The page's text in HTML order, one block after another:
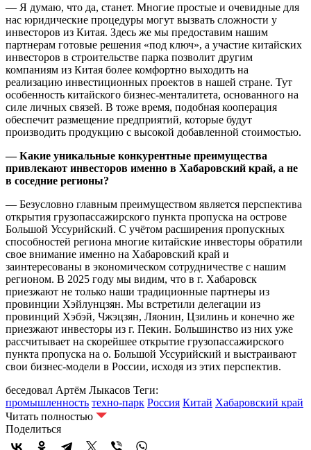
— Я думаю, что да, станет. Многие простые и очевидные для
нас юридические процедуры могут вызвать сложности у
инвесторов из Китая. Здесь же мы предоставим нашим
партнерам готовые решения «под ключ», а участие китайских
инвесторов в строительстве парка позволит другим
компаниям из Китая более комфортно выходить на
реализацию инвестиционных проектов в нашей стране. Тут
особенность китайского бизнес-менталитета, основанного на
силе личных связей. В тоже время, подобная кооперация
обеспечит размещение предприятий, которые будут
производить продукцию с высокой добавленной стоимостью.
— Какие уникальные конкурентные преимущества
привлекают инвесторов именно в Хабаровский край, а не
в соседние регионы?
— Безусловно главным преимуществом является перспектива
открытия грузопассажирского пункта пропуска на острове
Большой Уссурийский. С учётом расширения пропускных
способностей региона многие китайские инвесторы обратили
свое внимание именно на Хабаровский край и
заинтересованы в экономическом сотрудничестве с нашим
регионом. В 2025 году мы видим, что в г. Хабаровск
приезжают не только наши традиционные партнеры из
провинции Хэйлунцзян. Мы встретили делегации из
провинций Хэбэй, Чжэцзян, Ляонин, Цзилинь и конечно же
приезжают инвесторы из г. Пекин. Большинство из них уже
рассчитывает на скорейшее открытие грузопассажирского
пункта пропуска на о. Большой Уссурийский и выстраивают
свои бизнес-модели в России, исходя из этих перспектив.
беседовал Артём Лыкасов Теги:
промышленность техно-парк Россия Китай Хабаровский край
Читать полностью
Поделиться